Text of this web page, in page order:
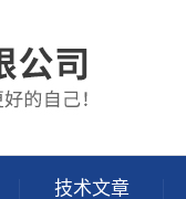
技术文章